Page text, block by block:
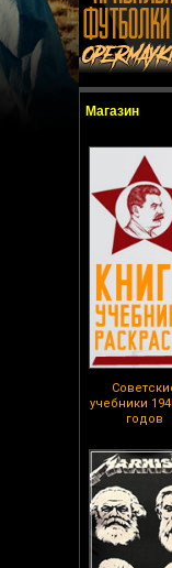
Магазин
учебники
годов